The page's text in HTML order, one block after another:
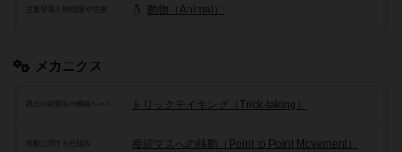
動物（Animal）
メカニクス
トリックテイキング（Trick-taking）
移動に関する仕組み 接続マスへの移動（Point to Point Movement）